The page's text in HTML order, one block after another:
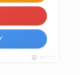
ポチップ